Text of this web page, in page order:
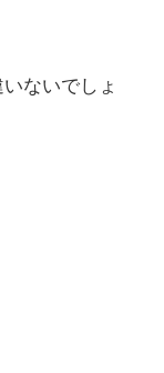
ないでしょ